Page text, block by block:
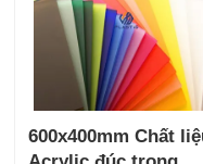
600x400mm Chất